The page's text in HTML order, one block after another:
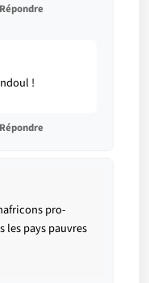
Répondre
!
Répondre
pro-
les pays pauvres